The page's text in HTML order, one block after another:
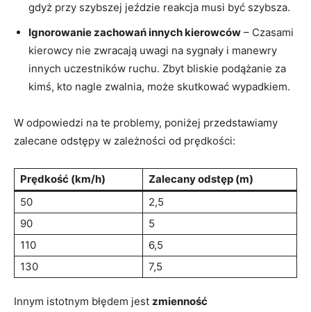
gdyż przy szybszej jeździe reakcja musi być szybsza.
Ignorowanie zachowań innych kierowców – Czasami
kierowcy nie zwracają uwagi na sygnały i manewry
innych uczestników ruchu. Zbyt bliskie podążanie za
kimś, kto nagle zwalnia, może skutkować wypadkiem.
W odpowiedzi na te problemy, poniżej przedstawiamy
zalecane odstępy w zależności od prędkości:
Prędkość (km/h)
Zalecany odstęp (m)
50
2,5
90
5
110
6,5
130
7,5
Innym istotnym błędem jest zmienność